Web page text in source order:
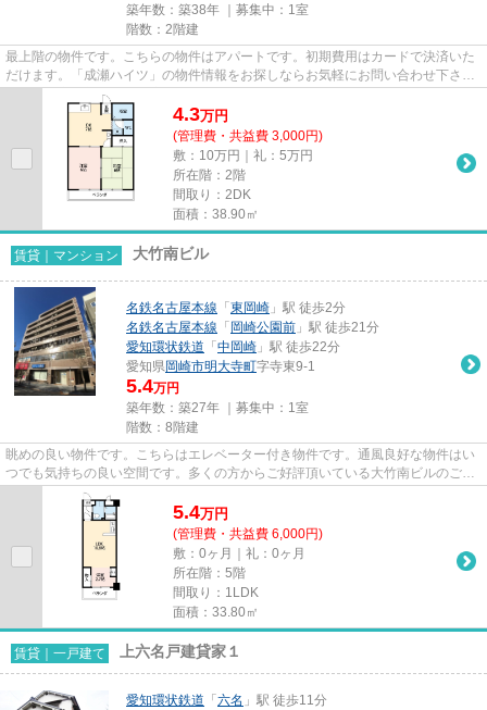
築年数：築38年 ｜募集中： 1室
階数：2階建
最上階の物件です。こちらの物件はアパートです。初期費用はカードで決済いた
だけます。「成瀬ハイツ」の物件情報をお探しならお気軽にお問い合わせ下さ
い。岡崎市で新しい住環境をお...
4.3万円
(管理費・共益費 3,000円)
敷：10万円｜礼：5万円
所在階：2階
間取り：2DK
面積：38.90㎡
賃貸｜マンション 大竹南ビル
名鉄名古屋本線 「 東岡崎 」駅 徒歩2分
名鉄名古屋本線 「 岡崎公園前 」駅 徒歩21分
愛知環状鉄道 「 中岡崎 」駅 徒歩22分
愛知県岡崎市明大寺町字寺東9-1
5.4万円
築年数：築27年 ｜募集中： 1室
階数：8階建
眺めの良い物件です。こちらはエレベーター付き物件です。通風良好な物件はい
つでも気持ちの良い空間です。多くの方からご好評頂いている大竹南ビルのご紹
介です。岡崎市で新しい住環...
5.4万円
(管理費・共益費 6,000円)
敷：0ヶ月｜礼：0ヶ月
所在階：5階
間取り：1LDK
面積：33.80㎡
賃貸｜一戸建て 上六名戸建貸家１
愛知環状鉄道 「 六名 」駅 徒歩11分